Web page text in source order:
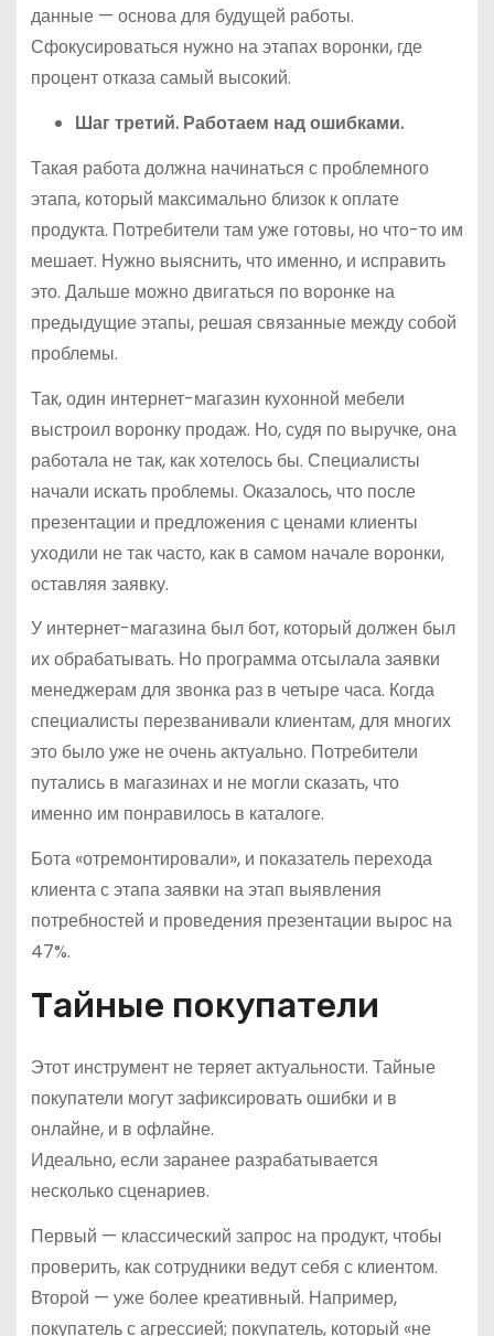
данные — основа для будущей работы.
Сфокусироваться нужно на этапах воронки, где
процент отказа самый высокий.
Шаг третий. Работаем над ошибками.
Такая работа должна начинаться с проблемного
этапа, который максимально близок к оплате
продукта. Потребители там уже готовы, но что-то им
мешает. Нужно выяснить, что именно, и исправить
это. Дальше можно двигаться по воронке на
предыдущие этапы, решая связанные между собой
проблемы.
Так, один интернет-магазин кухонной мебели
выстроил воронку продаж. Но, судя по выручке, она
работала не так, как хотелось бы. Специалисты
начали искать проблемы. Оказалось, что после
презентации и предложения с ценами клиенты
уходили не так часто, как в самом начале воронки,
оставляя заявку.
У интернет-магазина был бот, который должен был
их обрабатывать. Но программа отсылала заявки
менеджерам для звонка раз в четыре часа. Когда
специалисты перезванивали клиентам, для многих
это было уже не очень актуально. Потребители
путались в магазинах и не могли сказать, что
именно им понравилось в каталоге.
Бота «отремонтировали», и показатель перехода
клиента с этапа заявки на этап выявления
потребностей и проведения презентации вырос на
47%.
Тайные покупатели
Этот инструмент не теряет актуальности. Тайные
покупатели могут зафиксировать ошибки и в
онлайне, и в офлайне.
Идеально, если заранее разрабатывается
несколько сценариев.
Первый — классический запрос на продукт, чтобы
проверить, как сотрудники ведут себя с клиентом.
Второй — уже более креативный. Например,
покупатель с агрессией; покупатель, который «не